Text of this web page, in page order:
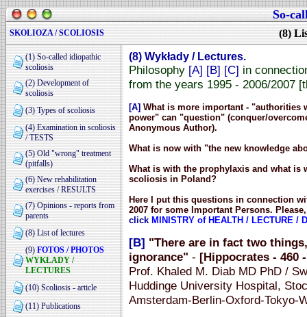
So-
SKOLIOZA / SCOLIOSIS (8)
(1) So-called idiopathic
scoliosis
(2) Development of
scoliosis
(3) Types of scoliosis
(4) Examination in scoliosis
/ TESTS
(5) Old "wrong" treatment
(pitfalls)
(6) New rehabilitation
exercises / RESULTS
(7) Opinions - reports from
parents
(8) List of lectures
(9)FOTOS / PHOTOS
WYKŁADY /
LECTURES
(10) Scoliosis - article
(11) Publications
(8) Wykłady / Lectures.
Philosophy [A] [B] [C] in
from the years 1995 - 2006/2007
[A] What is more important -
power" can "question" (conquer/
Anonymous Author).
What is now with "the new knowledge
What is with the prophylaxis and what is
scoliosis in Poland?
Here I put this questions in connection
2007 for some Important Persons.
click MINISTRY of HEALTH / LECTURE /
[B] "There are in fact two
ignorance" - [Hippocrates - 460
Prof. Khaled M. Diab MD PhD /
Huddinge University Hospital,
Amsterdam-Berlin-Oxford-Tokyo-